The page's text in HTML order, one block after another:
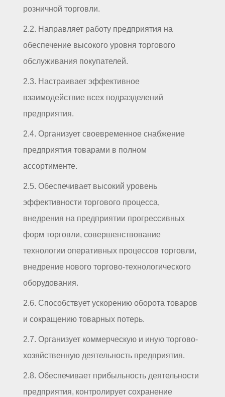
розничной торговли.
2.2. Направляет работу предприятия на
обеспечение высокого уровня торгового
обслуживания покупателей.
2.3. Настраивает эффективное
взаимодействие всех подразделений
предприятия.
2.4. Организует своевременное снабжение
предприятия товарами в полном
ассортименте.
2.5. Обеспечивает высокий уровень
эффективности торгового процесса,
внедрения на предприятии прогрессивных
форм торговли, совершенствование
технологии оперативных процессов торговли,
внедрение нового торгово-технологического
оборудования.
2.6. Способствует ускорению оборота товаров
и сокращению товарных потерь.
2.7. Организует коммерческую и иную торгово-
хозяйственную деятельность предприятия.
2.8. Обеспечивает прибыльность деятельности
предприятия, контролирует сохранение